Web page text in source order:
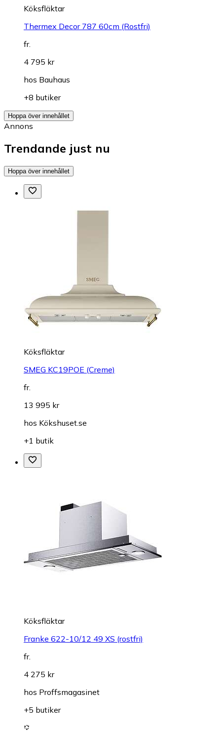
Köksfläktar
Thermex Decor 787 60cm (Rostfri)
fr.
4 795 kr
hos Bauhaus
+8 butiker
Hoppa över innehållet
Annons
Trendande just nu
Hoppa över innehållet
Köksfläktar
SMEG KC19POE (Creme)
fr.
13 995 kr
hos Kökshuset.se
+1 butik
Köksfläktar
Franke 622-10/12 49 XS (rostfri)
fr.
4 275 kr
hos Proffsmagasinet
+5 butiker